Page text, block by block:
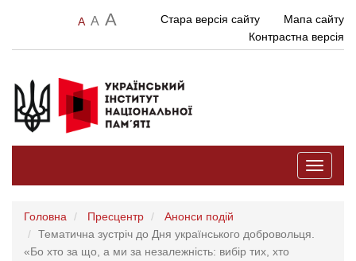
A A A Стара версія сайту
Мапа сайту
Контрастна версія
Toggle
Головна Пресцентр
Анонси подій
Тематична зустріч до Дня українського добровольця.
«Бо хто за що, а ми за незалежність: вибір тих, хто